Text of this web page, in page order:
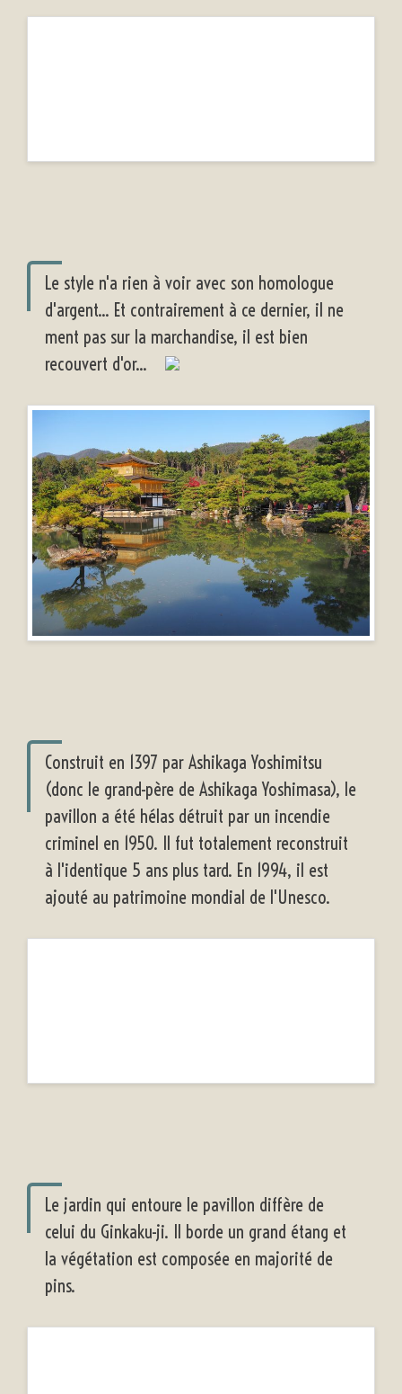
Le style n'a rien à voir avec son homologue
d'argent... Et contrairement à ce dernier, il ne
ment pas sur la marchandise, il est bien
recouvert d'or...
Construit en 1397 par Ashikaga Yoshimitsu
(donc le grand-père de Ashikaga Yoshimasa), le
pavillon a été hélas détruit par un incendie
criminel en 1950. Il fut totalement reconstruit
à l'identique 5 ans plus tard. En 1994, il est
ajouté au patrimoine mondial de l'Unesco.
Le jardin qui entoure le pavillon diffère de
celui du Ginkaku-ji. Il borde un grand étang et
la végétation est composée en majorité de
pins.